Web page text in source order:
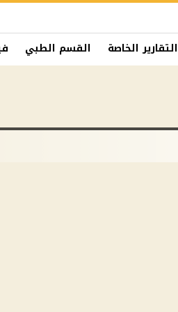
التقارير الخاصة القسم الطبي